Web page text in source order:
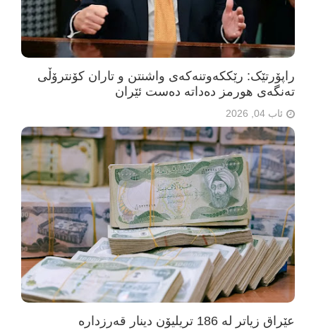
راپۆرتێک: رێککەوتنەکەی واشنتن و تاران کۆنترۆڵی
تەنگەی هورمز دەداتە دەست ئێران
ئاب 04, 2026
عێراق زیاتر لە 186 تریلیۆن دینار قەرزدارە